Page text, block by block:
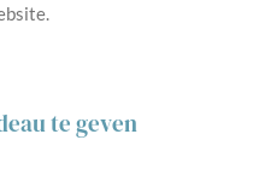
te geven